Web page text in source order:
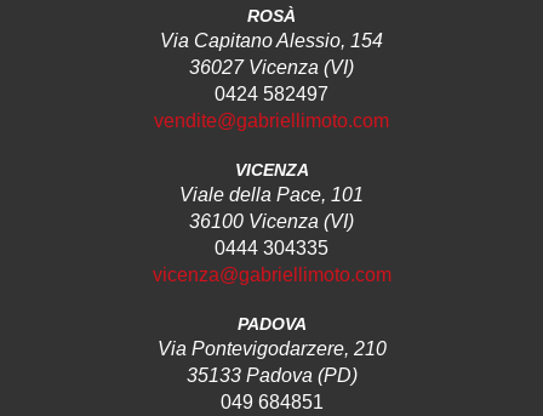
ROSÀ
Via Capitano Alessio, 154
36027 Vicenza (VI)
0424 582497
vendite@gabriellimoto.com
VICENZA
Viale della Pace, 101
36100 Vicenza (VI)
0444 304335
vicenza@gabriellimoto.com
PADOVA
Via Pontevigodarzere, 210
35133 Padova (PD)
049 684851